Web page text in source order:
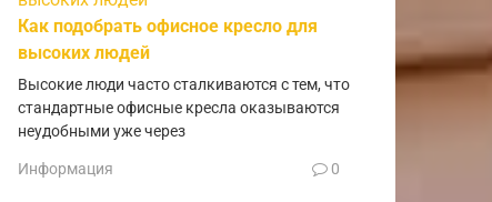
Как подобрать офисное кресло для
высоких людей
Высокие люди часто сталкиваются с тем, что
стандартные офисные кресла оказываются
неудобными уже через
Информация 0